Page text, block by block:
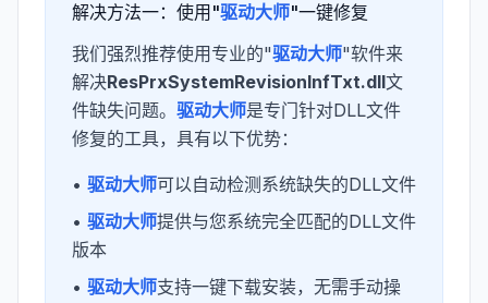
解决方法一：使用"驱动大师"一键修复
我们强烈推荐使用专业的"驱动大师"软件来
解决ResPrxSystemRevisionInfTxt.dll文
件缺失问题。 驱动大师是专门针对DLL文件
修复的工具，具有以下优势：
• 驱动大师可以自动检测系统缺失的DLL文件
• 驱动大师提供与您系统完全匹配的DLL文件
版本
• 驱动大师支持一键下载安装，无需手动操